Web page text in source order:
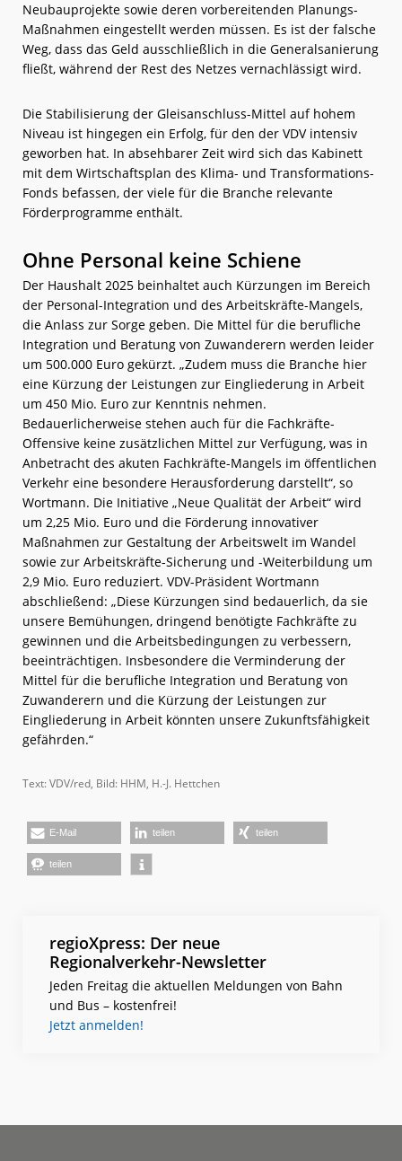
Neubauprojekte sowie deren vorbereitenden Planungs-
Maßnahmen eingestellt werden müssen. Es ist der falsche
Weg, dass das Geld ausschließlich in die Generalsanierung
fließt, während der Rest des Netzes vernachlässigt wird.
Die Stabilisierung der Gleisanschluss-Mittel auf hohem
Niveau ist hingegen ein Erfolg, für den der VDV intensiv
geworben hat. In absehbarer Zeit wird sich das Kabinett
mit dem Wirtschaftsplan des Klima- und Transformations-
Fonds befassen, der viele für die Branche relevante
Förderprogramme enthält.
Ohne Personal keine Schiene
Der Haushalt 2025 beinhaltet auch Kürzungen im Bereich
der Personal-Integration und des Arbeitskräfte-Mangels,
die Anlass zur Sorge geben. Die Mittel für die berufliche
Integration und Beratung von Zuwanderern werden leider
um 500.000 Euro gekürzt. „Zudem muss die Branche hier
eine Kürzung der Leistungen zur Eingliederung in Arbeit
um 450 Mio. Euro zur Kenntnis nehmen.
Bedauerlicherweise stehen auch für die Fachkräfte-
Offensive keine zusätzlichen Mittel zur Verfügung, was in
Anbetracht des akuten Fachkräfte-Mangels im öffentlichen
Verkehr eine besondere Herausforderung darstellt“, so
Wortmann. Die Initiative „Neue Qualität der Arbeit“ wird
um 2,25 Mio. Euro und die Förderung innovativer
Maßnahmen zur Gestaltung der Arbeitswelt im Wandel
sowie zur Arbeitskräfte-Sicherung und -Weiterbildung um
2,9 Mio. Euro reduziert. VDV-Präsident Wortmann
abschließend: „Diese Kürzungen sind bedauerlich, da sie
unsere Bemühungen, dringend benötigte Fachkräfte zu
gewinnen und die Arbeitsbedingungen zu verbessern,
beeinträchtigen. Insbesondere die Verminderung der
Mittel für die berufliche Integration und Beratung von
Zuwanderern und die Kürzung der Leistungen zur
Eingliederung in Arbeit könnten unsere Zukunftsfähigkeit
gefährden.“
Text: VDV/red, Bild: HHM, H.-J. Hettchen
E-Mail teilen teilen
teilen
regioXpress: Der neue
Regionalverkehr-Newsletter
Jeden Freitag die aktuellen Meldungen von Bahn
und Bus – kostenfrei!
Jetzt anmelden!